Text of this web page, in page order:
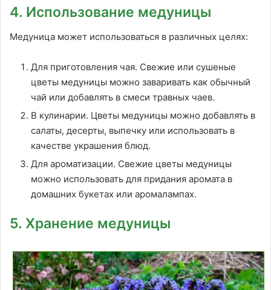
4. Использование медуницы
Медуница может использоваться в различных целях:
Для приготовления чая. Свежие или сушеные
цветы медуницы можно заваривать как обычный
чай или добавлять в смеси травных чаев.
В кулинарии. Цветы медуницы можно добавлять в
салаты, десерты, выпечку или использовать в
качестве украшения блюд.
Для ароматизации. Свежие цветы медуницы
можно использовать для придания аромата в
домашних букетах или аромалампах.
5. Хранение медуницы